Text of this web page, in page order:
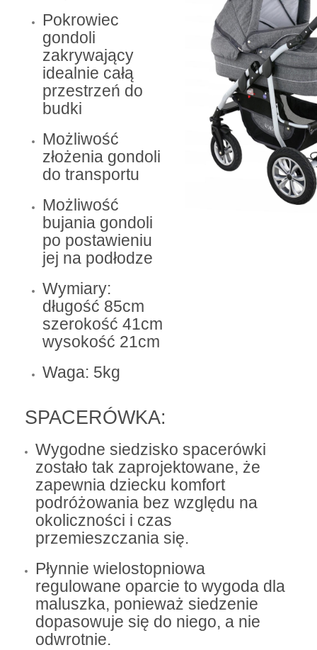
Pokrowiec
gondoli
zakrywający
idealnie całą
przestrzeń do
budki
Możliwość
złożenia gondoli
do transportu
Możliwość
bujania gondoli
po postawieniu
jej na podłodze
Wymiary:
długość 85cm
szerokość 41cm
wysokość 21cm
Waga: 5kg
SPACERÓWKA:
Wygodne siedzisko spacerówki
zostało tak zaprojektowane, że
zapewnia dziecku komfort
podróżowania bez względu na
okoliczności i czas
przemieszczania się.
Płynnie wielostopniowa
regulowane oparcie to wygoda dla
maluszka, ponieważ siedzenie
dopasowuje się do niego, a nie
odwrotnie.